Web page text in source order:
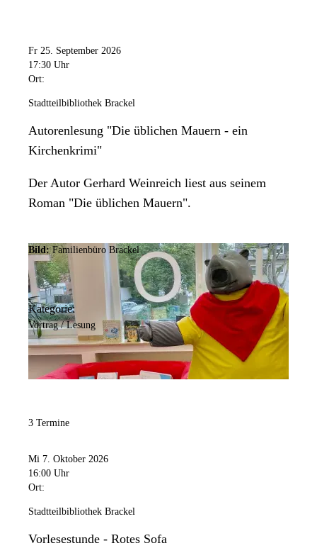
Fr 25. September 2026
17:30 Uhr
Ort:
Stadtteilbibliothek Brackel
Autorenlesung "Die üblichen Mauern - ein
Kirchenkrimi"
Der Autor Gerhard Weinreich liest aus seinem
Roman "Die üblichen Mauern".
Bild: Familienbüro Brackel
Kategorie:
Vortrag / Lesung
3 Termine
Mi 7. Oktober 2026
16:00 Uhr
Ort:
Stadtteilbibliothek Brackel
Vorlesestunde - Rotes Sofa